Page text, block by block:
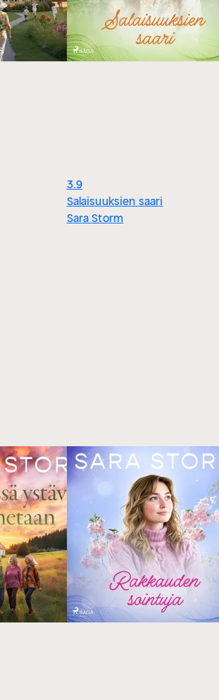
3.9
Salaisuuksien saari
Sara Storm